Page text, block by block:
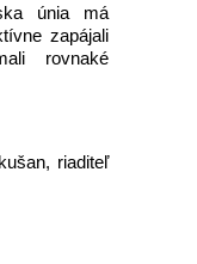
únia má
zapájali
rovnaké
riaditeľ